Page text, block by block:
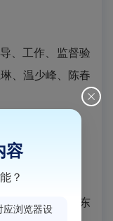
、工作、监督验
、 温少峰、陈春
路66号中关村东
容
？
应浏览器设